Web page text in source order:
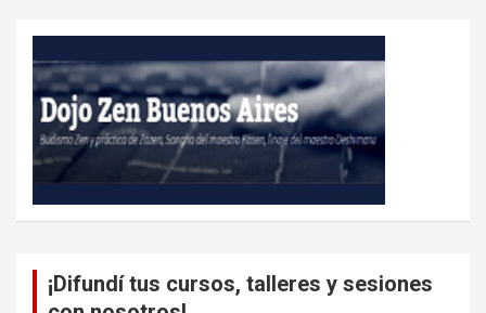
¡Difundí tus cursos, talleres y sesiones